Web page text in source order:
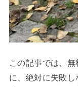
この記事では、
に、絶対に失敗